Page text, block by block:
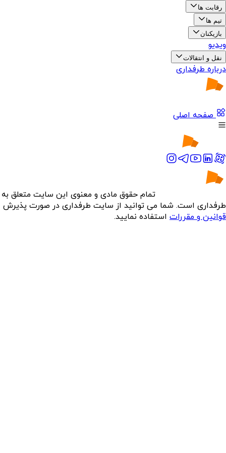
رقابت ها
تیم ها
بازیکنان
ویدیو
نقل و انتقالات
درباره طرفداری
صفحه اصلی
تمام حقوق مادی و معنوی این سایت متعلق به
طرفداری است. شما می توانید از سایت طرفداری در صورت پذیرش
قوانین و مقررات استفاده نمایید.